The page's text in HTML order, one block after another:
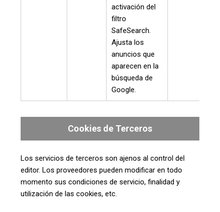
activación del
filtro
SafeSearch.
Ajusta los
anuncios que
aparecen en la
búsqueda de
Google.
Cookies de Terceros
Los servicios de terceros son ajenos al control del
editor. Los proveedores pueden modificar en todo
momento sus condiciones de servicio, finalidad y
utilización de las cookies, etc.